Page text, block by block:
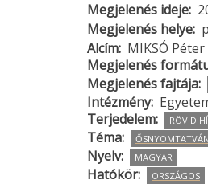
Megjelenés ideje
Megjelenés helye
Alcím MIKSÓ
Megjelenés
Megjelenés fajtája
Intézmény
Terjedelem
RÖVID
Téma
Nyelv MAGYAR
Hatókör ORSZÁGOS